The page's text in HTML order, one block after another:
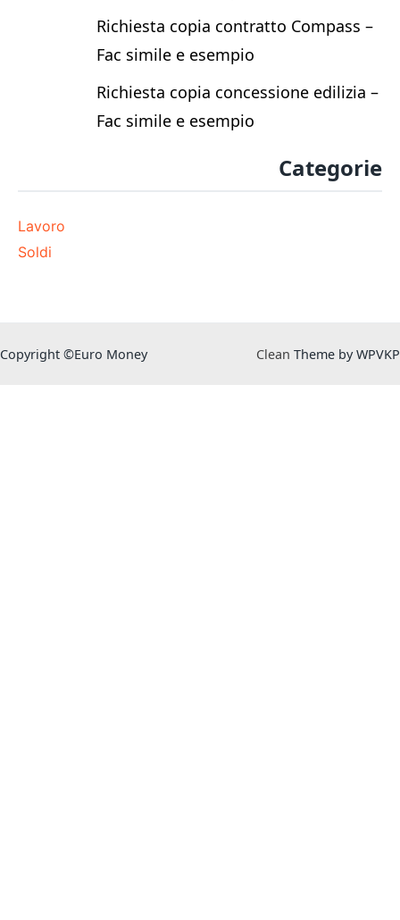
Richiesta copia contratto Compass​ –
Fac simile e esempio
Richiesta copia concessione edilizia​ –
Fac simile e esempio
Categorie
Lavoro
Soldi
Copyright ©Euro Money Clean Theme by WPVKP